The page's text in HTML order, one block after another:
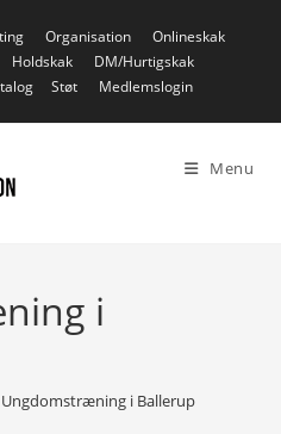
Organisation
Onlineskak
Holdskak
DM/Hurtigskak
Støt Medlemslogin
Menu
i
Ungdomstræning i Ballerup